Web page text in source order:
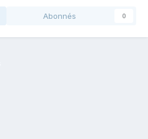
Abonnés 0